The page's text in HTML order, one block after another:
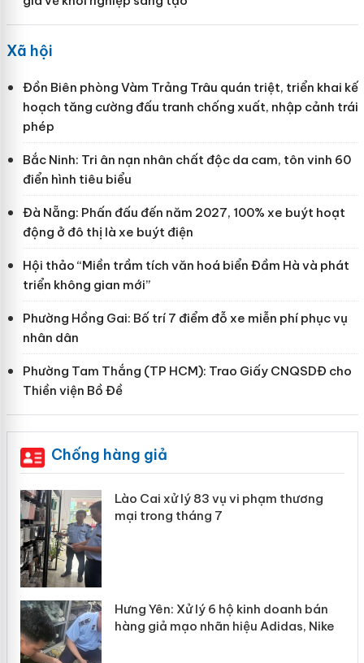
Xã hội
Đồn Biên phòng Vàm Trảng Trâu quán triệt, triển khai kế
hoạch tăng cường đấu tranh chống xuất, nhập cảnh trái
phép
Bắc Ninh: Tri ân nạn nhân chất độc da cam, tôn vinh 60
điển hình tiêu biểu
Đà Nẵng: Phấn đấu đến năm 2027, 100% xe buýt hoạt
động ở đô thị là xe buýt điện
Hội thảo “Miền trầm tích văn hoá biển Đầm Hà và phát
triển không gian mới”
Phường Hồng Gai: Bố trí 7 điểm đỗ xe miễn phí phục vụ
nhân dân
Phường Tam Thắng (TP HCM): Trao Giấy CNQSDĐ cho
Thiền viện Bồ Đề
Chống hàng giả
Lào Cai xử lý 83 vụ vi phạm thương
mại trong tháng 7
Hưng Yên: Xử lý 6 hộ kinh doanh bán
hàng giả mạo nhãn hiệu Adidas, Nike